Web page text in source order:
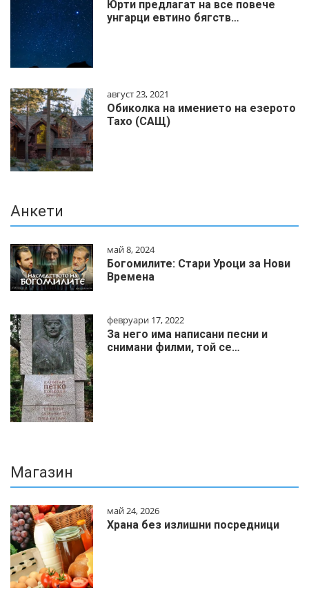
Юрти предлагат на все повече
унгарци евтино бягств…
август 23, 2021
Обиколка на имението на езерото
Тахо (САЩ)
Анкети
май 8, 2024
Богомилите: Стари Уроци за Нови
Времена
февруари 17, 2022
За него има написани песни и
снимани филми, той се…
Магазин
май 24, 2026
Храна без излишни посредници